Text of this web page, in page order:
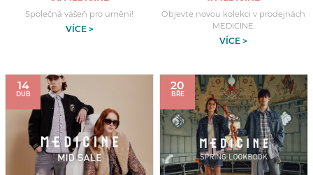
Společná vášeň pro umění!
VÍCE >
Objevte novou kolekci v prodejnách
MEDICINE.
VÍCE >
14
DUB
20
BŘE